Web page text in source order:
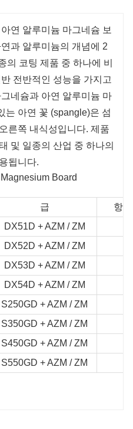
연 알루미늄 마그네슘 보
과 알루미늄의 개념에 2
의 코팅 제품 중 하나에 비
전반적인 성능을 가지고
네슘과 아연 알루미늄 마
는 아연 꽃 (spangle)은 섬
른쪽 내식성입니다. 제품
및 일종의 산업 중 하나의
됩니다.
급 항
DX51D + AZM / ZM
DX52D + AZM / ZM
DX53D + AZM / ZM
DX54D + AZM / ZM
S250GD + AZM / ZM
S350GD + AZM / ZM
S450GD + AZM / ZM
S550GD + AZM / ZM